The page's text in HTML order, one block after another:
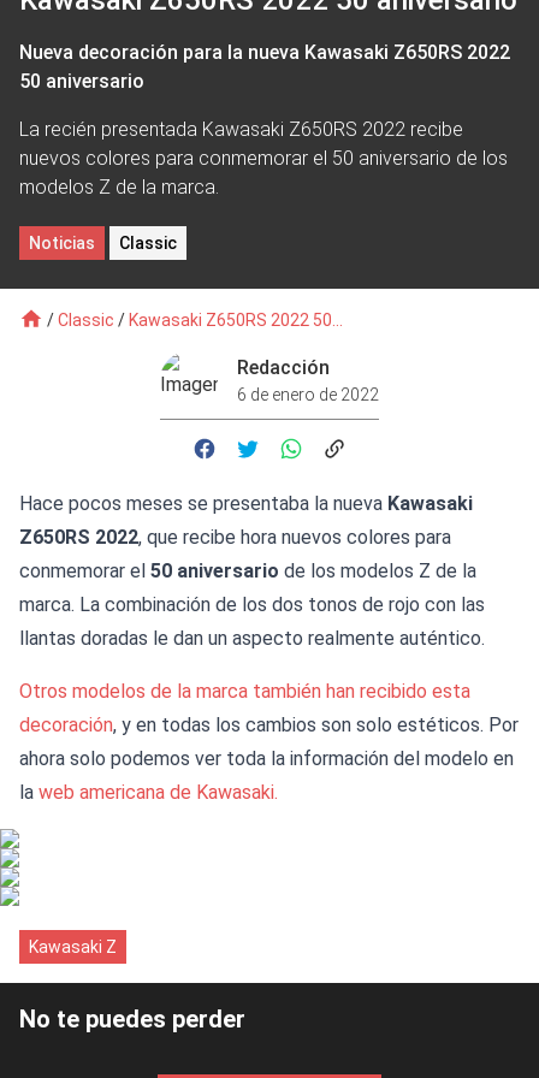
Nueva decoración para la nueva Kawasaki Z650RS 2022
50 aniversario
La recién presentada Kawasaki Z650RS 2022 recibe
nuevos colores para conmemorar el 50 aniversario de los
modelos Z de la marca.
Noticias Classic
/Classic / Kawasaki Z650RS 2022 50...
Redacción
6 de enero de 2022
Hace pocos meses se presentaba la nueva Kawasaki
Z650RS 2022, que recibe hora nuevos colores para
conmemorar el 50 aniversario de los modelos Z de la
marca. La combinación de los dos tonos de rojo con las
llantas doradas le dan un aspecto realmente auténtico.
Otros modelos de la marca también han recibido esta
decoración, y en todas los cambios son solo estéticos. Por
ahora solo podemos ver toda la información del modelo en
la web americana de Kawasaki.
Kawasaki Z
No te puedes perder